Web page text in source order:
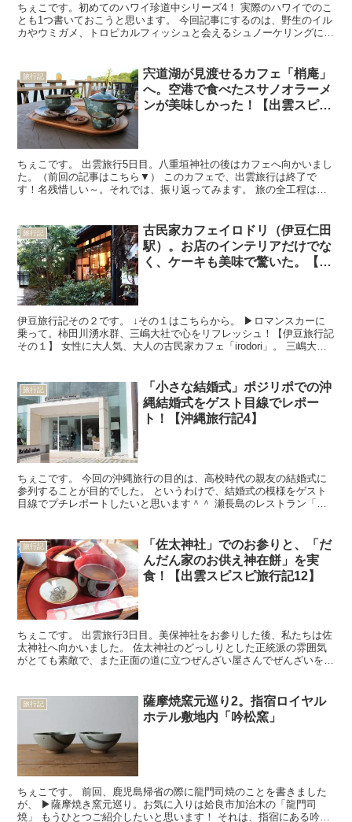
ちぇこです。初めてのハワイ珍道中シリーズ4！ 実際のハワイでのこ
とも1つ書いておこうと思います。 今回記事にするのは、野生のイル
カやウミガメ、トロピカルフィッシュと会えるシュノーケリングに参
旅行記
宍道湖が見渡せるカフェ「梢庵」
へ。空港で食べたスサノオラーメ
ンが美味しかった！【出雲スピス
ちぇこです。 出雲旅行5日目。八重垣神社の後はカフェへ向かいまし
た。（前回の記事はこちら▼） このカフェで、出雲旅行は終了で
す！名残惜しい～。それでは、振り返ってみます。 旅の全工程はこ
旅行記
古民家カフェイロドリ（伊豆仁田
駅）。お店のインテリアだけでな
く、ケーキも美味で驚いた。【伊
伊豆旅行記その２です。 ↓その１はこちらから。 ▶ロマンスカーに
乗って。柿田川湧水群、三嶋大社で心をリフレッシュ！【伊豆旅行記
その１】 女性に大人気、大人の古民家カフェ「irodori」。 三嶋大社
旅行記
「小さな結婚式」ポジリポでの沖
縄結婚式をゲスト目線でレポー
ト！【沖縄旅行記4】
ちぇこです。 今回の沖縄旅行の目的は、高校時代の親友の結婚式に
参列することが目的でした。 というわけで、結婚式の模様をゲスト
目線でプチレポートしたいと思います＾＾ 瀬長島のレストラン「ポ
旅行記
「佐太神社」でのお参りと、「だ
んだん家のお供え神在餅」を実
食！【出雲スピスピ旅行記12】
ちぇこです。 出雲旅行3日目。美保神社をお参りした後、私たちは佐
太神社へ向かいました。 佐太神社のどっしりとした正統派の雰囲気
がとても素敵で、また正面の道に立つぜんざい屋さんでぜんざいを食
旅行記
薩摩焼窯元巡り2。指宿ロイヤル
ホテル敷地内「吟松窯」
ちぇこです。 前回、鹿児島帰省の際に龍門司焼のことを書きました
が、 ▶薩摩焼き窯元巡り。お気に入りは姶良市加治木の「龍門司
焼」 もうひとつご紹介したいと思います！ それは、指宿にある吟松